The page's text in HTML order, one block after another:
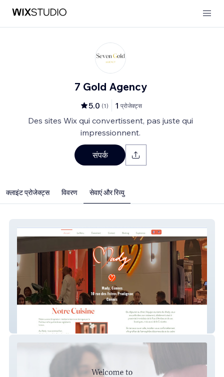
7 Gold Agency
5.0 (1) 1 प्रोजेक्ट्स
Des sites Wix qui convertissent, pas juste qui
impressionnent.
संपर्क
क्लाइंट प्रोजेक्ट्स विवरण सेवाएं और रिव्यु
Mady